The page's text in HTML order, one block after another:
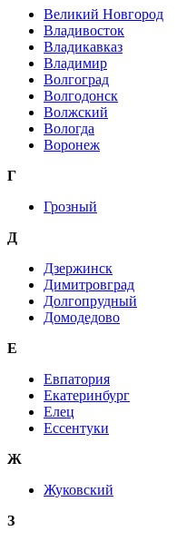
Великий Новгород
Владивосток
Владикавказ
Владимир
Волгоград
Волгодонск
Волжский
Вологда
Воронеж
Г
Грозный
Д
Дзержинск
Димитровград
Долгопрудный
Домодедово
Е
Евпатория
Екатеринбург
Елец
Ессентуки
Ж
Жуковский
З